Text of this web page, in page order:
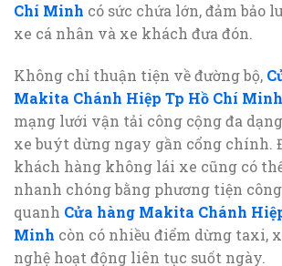
Chí Minh có sức chứa lớn, đảm bảo
xe cá nhân và xe khách đưa đón.
Không chỉ thuận tiện về đường bộ,
Makita Chánh Hiệp Tp Hồ Chí Minh
mạng lưới vận tải công cộng đa
xe buýt dừng ngay gần cổng chính.
khách hàng không lái xe cũng có
nhanh chóng bằng phương tiện
quanh Cửa hàng Makita Chánh
Minh còn có nhiều điểm dừng taxi,
nghệ hoạt động liên tục suốt ngày.